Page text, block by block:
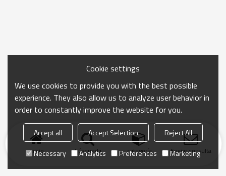
Inicio búsqueda categoría Enviar consulta
Cookie settings
We use cookies to provide you with the best possible
experience. They also allow us to analyze user behavior in
order to constantly improve the website for you.
Accept all Accept Selection
Reject All
Necessary
Analytics Preferences Marketing